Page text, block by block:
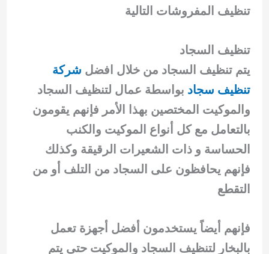
تنظيف المفروشات التالية
تنظيف السجاد
يتم تنظيف السجاد من خلال افضل شركة
تنظيف سجاد بواسطة عمال لتنظيف السجاد
والموكيت المختصين بهذا الأمر فإنهم يقومون
بالتعامل مع كل أنواع الموكيت والكنب
الحساسة و ذات الشعيرات الرقيقة وكذلك
فإنهم يحافظون على السجاد من التلف أو من
التقطع
فإنهم أيضاً يستخدمون أفضل أجهزة تعمل
بالبخار لتنظيف السجاد والموكيت حتى يتم